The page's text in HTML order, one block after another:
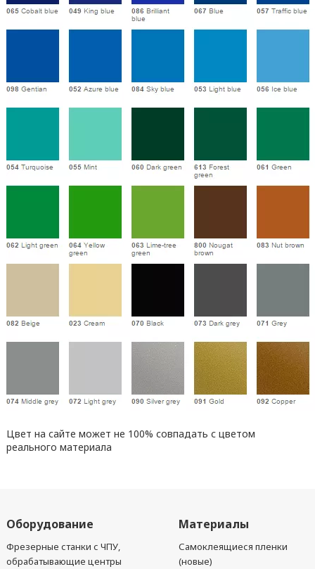
Цвет на сайте может не 100% совпадать с цветом
реального материала
Оборудование
Фрезерные станки с ЧПУ,
обрабатывающие центры
Материалы
Самоклеящиеся пленки
(новые)